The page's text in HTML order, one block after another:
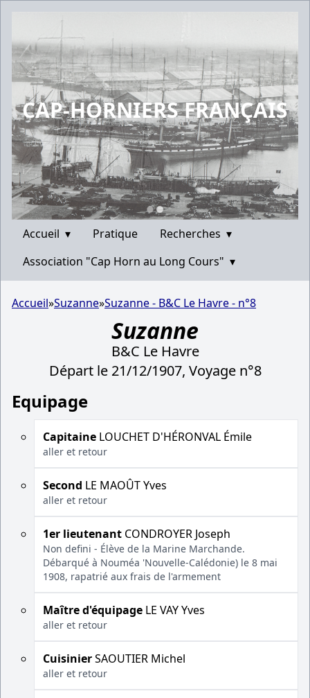
CAP-HORNIERS FRANÇAIS
Accueil ▾ Pratique Recherches ▾
Association "Cap Horn au Long Cours" ▾
Accueil»Suzanne»Suzanne - B&C Le Havre - n°8
Suzanne
B&C Le Havre
Départ le 21/12/1907, Voyage n°8
Equipage
Capitaine LOUCHET D'HÉRONVAL Émile
aller et retour
Second LE MAOÛT Yves
aller et retour
1er lieutenant CONDROYER Joseph
Non defini - Élève de la Marine Marchande.
Débarqué à Nouméa 'Nouvelle-Calédonie) le 8 mai
1908, rapatrié aux frais de l'armement
Maître d'équipage LE VAY Yves
aller et retour
CuisinierSAOUTIER Michel
aller et retour